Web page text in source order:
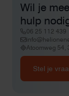
Wil je
hulp
06 25 112 439
Atoomweg 54,
Stel je